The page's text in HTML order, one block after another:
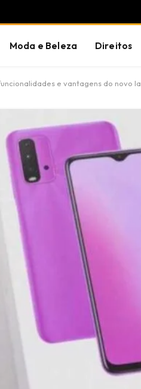
Moda e Beleza Direitos
e vantagens do novo